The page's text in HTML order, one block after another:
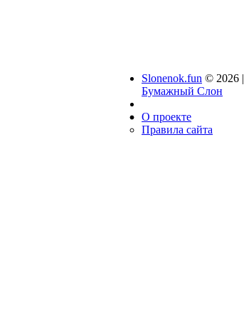
Slonenok.fun © 2026 |
Бумажный Слон
О проекте
Правила сайта